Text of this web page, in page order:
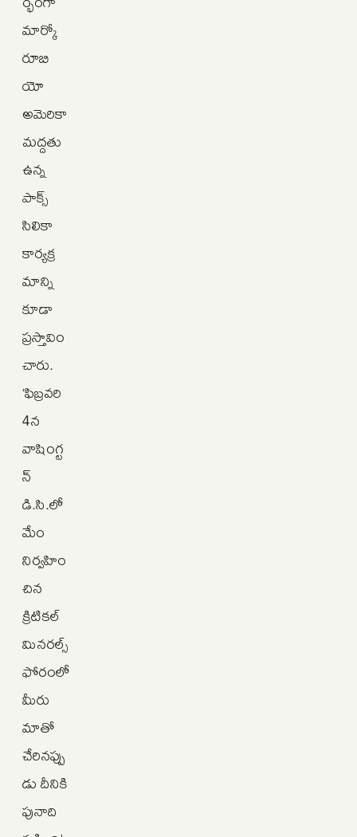
మార్కో
రూబి
యో
అమెరికా
మద్దతు
ఉన్న
పాక్స్‌
సిలికా
కార్యక్ర
మాన్ని
కూడా
ప్రస్తావిం
చారు.
‘ఫిబ్రవరి
4న
వాషింగ్ట
న్‌
డి.సి.లో
మేం
నిర్వహిం
చిన
క్రిటికల్‌
మినరల్స్‌
ఫోరంలో
మీరు
మాతో
చేరినప్పు
డు దీనికి
పునాది